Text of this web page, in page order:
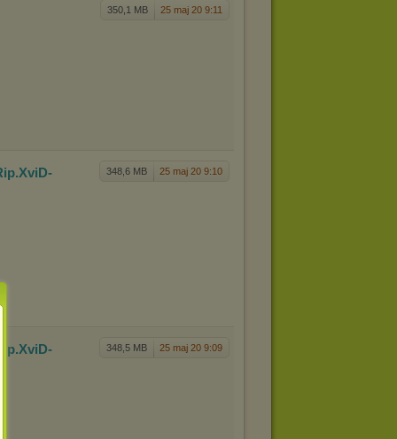
350,1 MB 25 maj 20 9:11
348,6 MB 25 maj 20 9:10
-
348,5 MB 25 maj 20 9:09
-